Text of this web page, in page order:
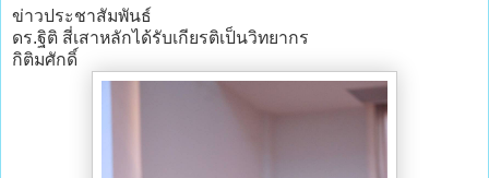
ข่าวประชาสัมพันธ์
ดร.ฐิติ สี่เสาหลักได้รับเกียรติเป็นวิทยากร
กิติมศักดิ์